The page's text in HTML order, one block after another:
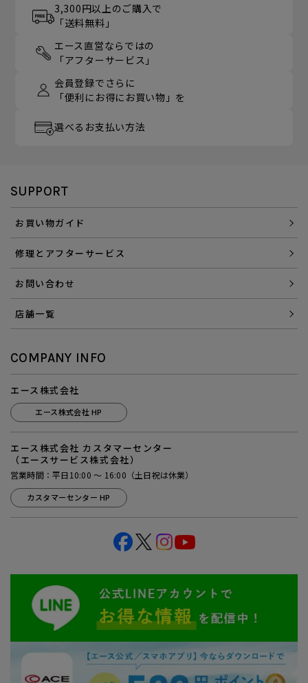
3,300円以上のご購入で
「送料無料」
エース直営ならではの
「アフターサービス」
会員登録でさらに
「便利にお得にお買い物」を
選べるお支払い方法
SUPPORT
お買い物ガイド
修理とアフターサービス
お問い合わせ
店舗一覧
COMPANY INFO
エース株式会社
エース株式会社 HP
エース株式会社 カスタマーセンター
（エースサービス株式会社）
営業時間：平日10:00 ～ 16:00（土日祝は休業）
カスタマーセンター HP